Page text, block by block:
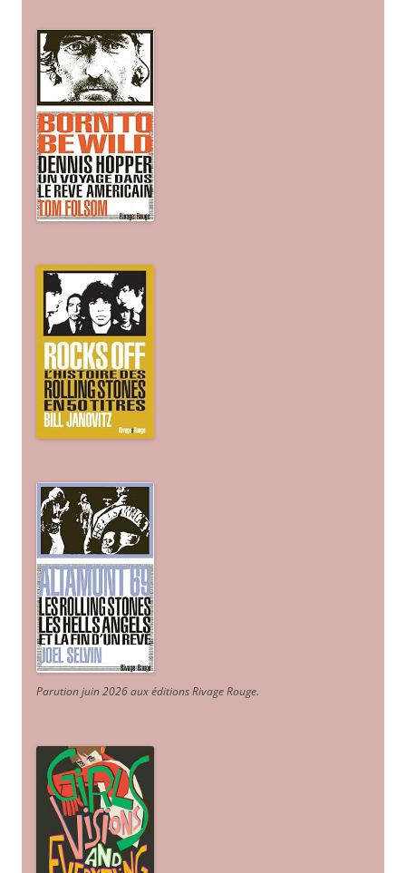
Parution juin 2026 aux éditions Rivage Rouge.